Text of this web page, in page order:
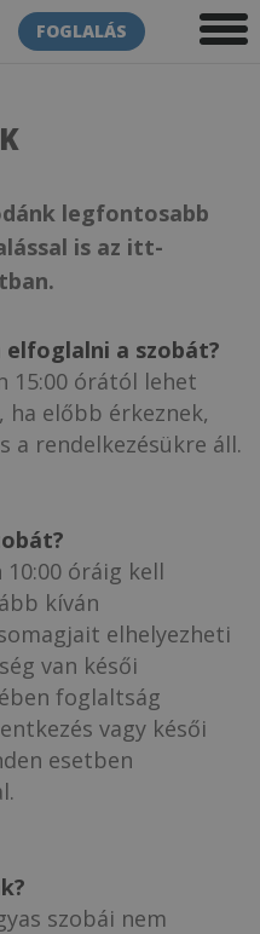
FOGLALÁS
legfontosabb
is az itt-
a szobát?
15:00 órától lehet
ha előbb érkeznek,
a rendelkezésükre áll.
óráig kell
kíván
elhelyezheti
van késői
foglaltság
vagy késői
esetben
szobái nem